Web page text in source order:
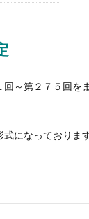
～第２７５回を
になっております